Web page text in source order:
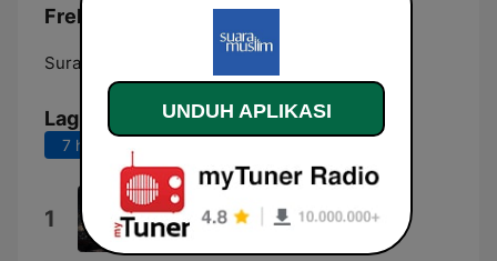
Frekuensi Suara Muslim:
Surabaya:
Lagu Teratas
7 hari terakhir
1 Deep State
Music Planet
UNDUH APLIKASI